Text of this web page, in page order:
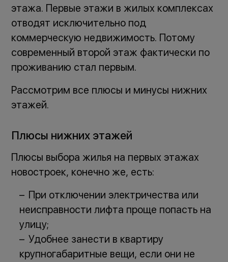
этажа. Первые этажи в жилых комплексах
отводят исключительно под
коммерческую недвижимость. Потому
современный второй этаж фактически по
проживанию стал первым.
Рассмотрим все плюсы и минусы нижних
этажей.
Плюсы нижних этажей
Плюсы выбора жилья на первых этажах
новостроек, конечно же, есть:
При отключении электричества или
неисправности лифта проще попасть на
улицу;
Удобнее занести в квартиру
крупногабаритные вещи, если они не